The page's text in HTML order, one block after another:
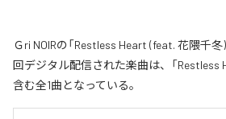
Ｇri NOIRの「Restless Heart (feat. 花隈千
回デジタル配信された楽曲は、「Restless
含む全1曲となっている。